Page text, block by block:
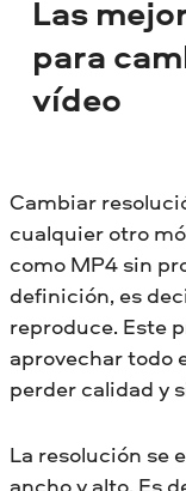
porque el
vídeo
720 × 480.
Las
para
vídeo
Cambiar
cualquier otro
como MP4 sin
definición, es
reproduce. Este
aprovechar todo
perder calidad y
La resolución se